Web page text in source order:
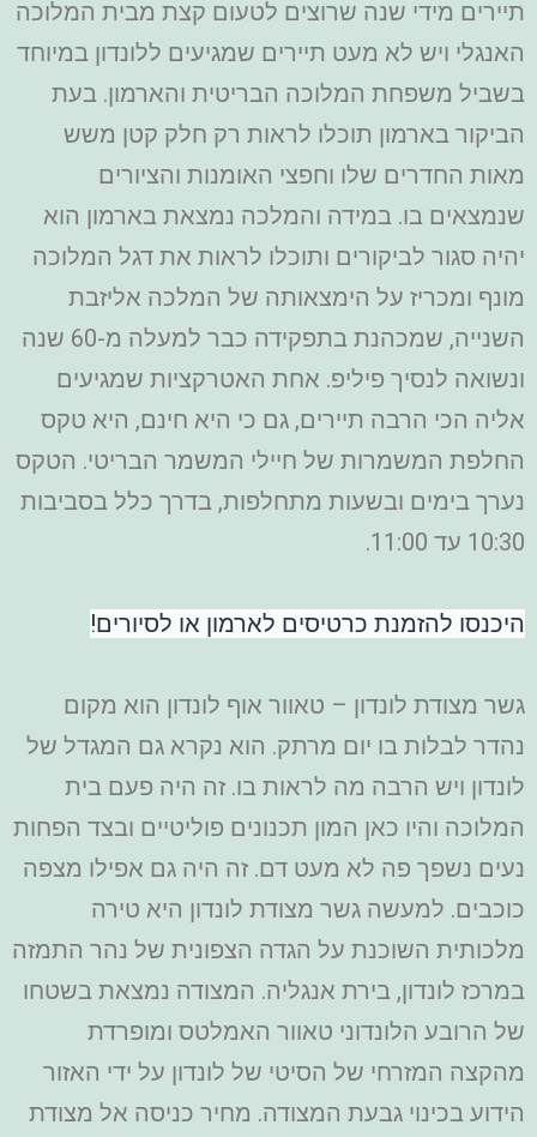
תיירים מידי שנה שרוצים לטעום קצת מבית המלוכה
האנגלי ויש לא מעט תיירים שמגיעים ללונדון במיוחד
בשביל משפחת המלוכה הבריטית והארמון. בעת
הביקור בארמון תוכלו לראות רק חלק קטן משש
מאות החדרים שלו וחפצי האומנות והציורים
שנמצאים בו. במידה והמלכה נמצאת בארמון הוא
יהיה סגור לביקורים ותוכלו לראות את דגל המלוכה
מונף ומכריז על הימצאותה של המלכה אליזבת
השנייה, שמכהנת בתפקידה כבר למעלה מ-60 שנה
ונשואה לנסיך פיליפ. אחת האטרקציות שמגיעים
אליה הכי הרבה תיירים, גם כי היא חינם, היא טקס
החלפת המשמרות של חיילי המשמר הבריטי. הטקס
נערך בימים ובשעות מתחלפות, בדרך כלל בסביבות
10:30 עד 11:00.
היכנסו להזמנת כרטיסים לארמון או לסיורים!
גשר מצודת לונדון – טאוור אוף לונדון הוא מקום
נהדר לבלות בו יום מרתק. הוא נקרא גם המגדל של
לונדון ויש הרבה מה לראות בו. זה היה פעם בית
המלוכה והיו כאן המון תכנונים פוליטיים ובצד הפחות
נעים נשפך פה לא מעט דם. זה היה גם אפילו מצפה
כוכבים. למעשה גשר מצודת לונדון היא טירה
מלכותית השוכנת על הגדה הצפונית של נהר התמזה
במרכז לונדון, בירת אנגליה. המצודה נמצאת בשטחו
של הרובע הלונדוני טאוור האמלטס ומופרדת
מהקצה המזרחי של הסיטי של לונדון על ידי האזור
הידוע בכינוי גבעת המצודה. מחיר כניסה אל מצודת